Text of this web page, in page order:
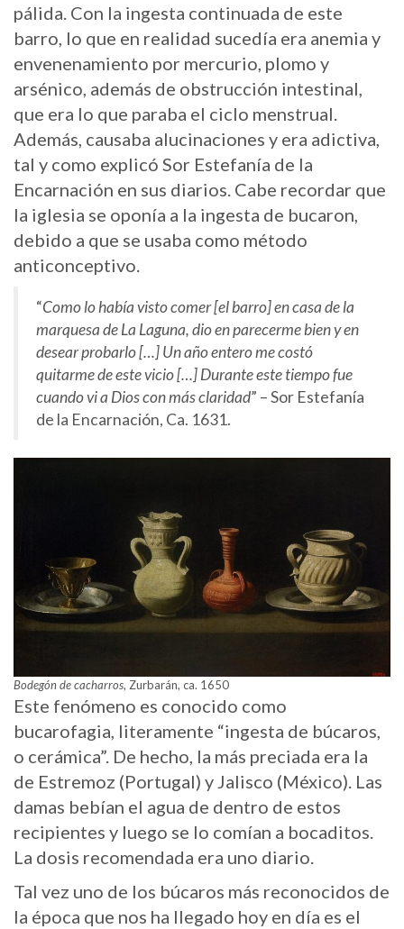
pálida. Con la ingesta continuada de este
barro, lo que en realidad sucedía era anemia y
envenenamiento por mercurio, plomo y
arsénico, además de obstrucción intestinal,
que era lo que paraba el ciclo menstrual.
Además, causaba alucinaciones y era adictiva,
tal y como explicó Sor Estefanía de la
Encarnación en sus diarios. Cabe recordar que
la iglesia se oponía a la ingesta de bucaron,
debido a que se usaba como método
anticonceptivo.
“Como lo había visto comer [el barro] en casa de la
marquesa de La Laguna, dio en parecerme bien y en
desear probarlo […] Un año entero me costó
quitarme de este vicio […] Durante este tiempo fue
cuando vi a Dios con más claridad” – Sor Estefanía
de la Encarnación, Ca. 1631.
Bodegón de cacharros, Zurbarán, ca. 1650
Este fenómeno es conocido como
bucarofagia, literamente “ingesta de búcaros,
o cerámica”. De hecho, la más preciada era la
de Estremoz (Portugal) y Jalisco (México). Las
damas bebían el agua de dentro de estos
recipientes y luego se lo comían a bocaditos.
La dosis recomendada era uno diario.
Tal vez uno de los búcaros más reconocidos de
la época que nos ha llegado hoy en día es el